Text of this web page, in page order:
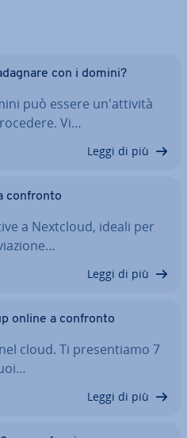
con i domini?
può essere un'at­ti­vi­tà
Vi…
Leggi di più
confronto
a Nextcloud, ideali per
Leggi di più
online a confronto
cloud. Ti pre­sen­tia­mo 7
Leggi di più